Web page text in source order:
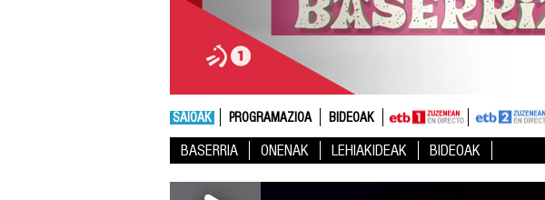
SAIOAK PROGRAMAZIOA BIDEOAK
BASERRIA ONENAK LEHIAKIDEAK BIDEOAK